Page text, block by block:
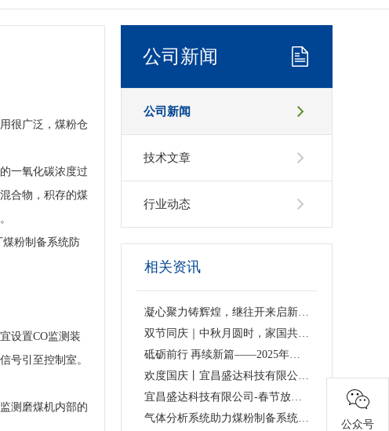
很广泛，煤粉仓
一氧化碳浓度过
合物，积存的煤
粉制备系统防
设置CO监测装
号引至控制室。
测磨煤机内部的
公司新闻
公司新闻
技术文章
行业动态
相关资讯
凝心聚力铸辉煌，继往开来启新程——宜昌盛达科技有限公司2025年度回顾
双节同庆｜中秋月圆时，家国共团圆-宜昌盛达科技有限公司“十一”放假通知
砥砺前行 再续新篇——2025年宜昌盛达科技有限公司春节放假通知！
欢度国庆丨宜昌盛达科技有限公司国庆放假通知
宜昌盛达科技有限公司-春节放假通知
气体分析系统助力煤粉制备系统防火防爆安全生产
公众号